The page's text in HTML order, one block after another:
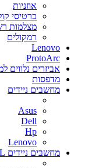
אוזניות
כרטיסי
מצלמות
רמקולים
Lenovo
ProtoArc
אביזרים נלווים
מדפסות
מחשבים ניידים
Asus
Dell
Hp
Lenovo
מחשבים ניידים DELL